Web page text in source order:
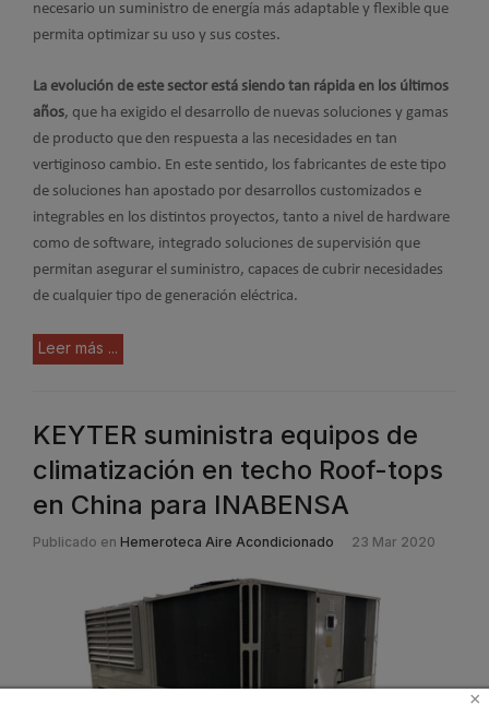
necesario un suministro de energía más adaptable y flexible que
permita optimizar su uso y sus costes.
La evolución de este sector está siendo tan rápida en los últimos
años, que ha exigido el desarrollo de nuevas soluciones y gamas
de producto que den respuesta a las necesidades en tan
vertiginoso cambio. En este sentido, los fabricantes de este tipo
de soluciones han apostado por desarrollos customizados e
integrables en los distintos proyectos, tanto a nivel de hardware
como de software, integrado soluciones de supervisión que
permitan asegurar el suministro, capaces de cubrir necesidades
de cualquier tipo de generación eléctrica.
Leer más ...
KEYTER suministra equipos de
climatización en techo Roof-tops
en China para INABENSA
Publicado en Hemeroteca Aire Acondicionado 23 Mar 2020
×